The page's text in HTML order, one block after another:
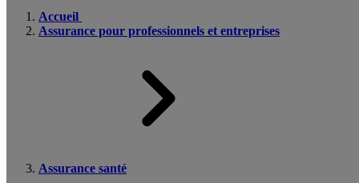
Accueil
Assurance pour professionnels et entreprises
Assurance santé